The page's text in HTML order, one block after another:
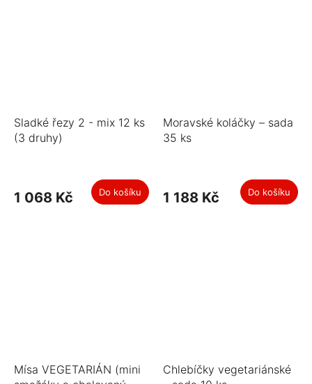
Sladké řezy 2 - mix 12 ks
(3 druhy)
1 068 Kč Do košíku
Moravské koláčky – sada
35 ks
1 188 Kč Do košíku
Mísa VEGETARIÁN (mini
Chlebíčky vegetariánské